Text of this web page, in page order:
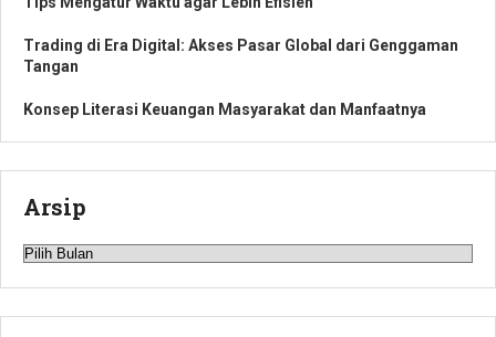
Trading di Era Digital: Akses Pasar Global dari Genggaman
Tangan
Konsep Literasi Keuangan Masyarakat dan Manfaatnya
Arsip
Arsip